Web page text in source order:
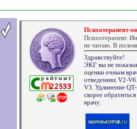
Психотерапевт-
Психотерапевт.
не читаю. В
Здравствуйте!
ЭКГ вы не
оценки очным
отведениях V2-
V3. Удлинение
скорее
врачу.